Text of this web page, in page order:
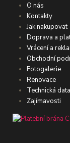
O nás
Kontakty
Jak nakupovat
Doprava a
Vrácení a
Obchodní
Fotogalerie
Renovace
Technická data
Zajímavosti